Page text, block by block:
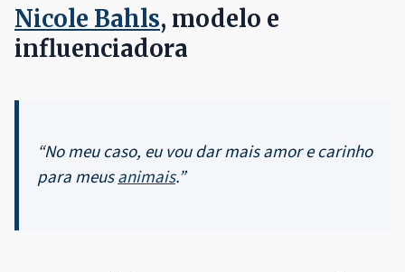
Nicole Bahls, modelo e
influenciadora
“No meu caso, eu vou dar mais amor e carinho
para meusanimais.”